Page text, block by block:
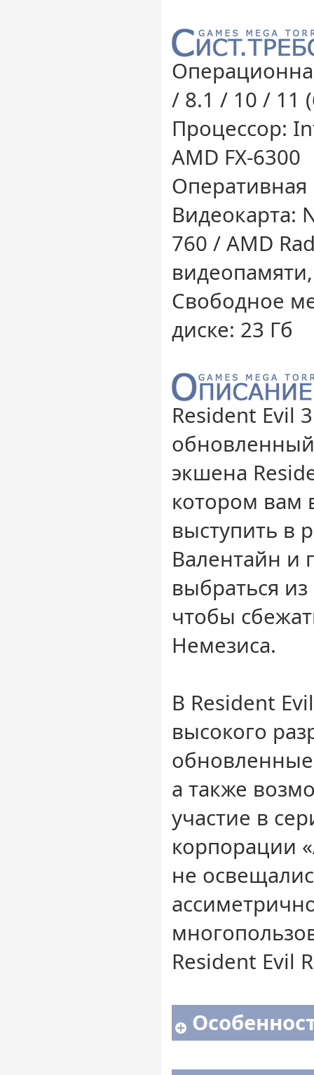
/ 8.1 / 10 / 11
Процессор:
AMD FX-6300
Оперативная
Видеокарта:
760 / AMD
Свободное
диске: 23 Гб
Resident Evil
экшена
котором вам
выступить в
Валентайн и
выбраться
чтобы
Немезиса.
В Resident
высокого
а также
участие в
корпорации
не
Resident Evil